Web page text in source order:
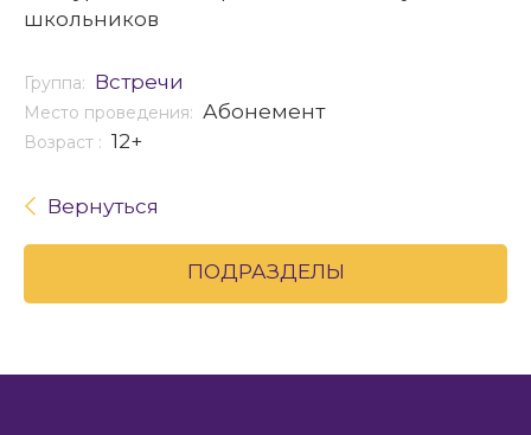
школьников
Группа: Встречи
Место проведения: Абонемент
Возраст : 12+
Вернуться
ПОДРАЗДЕЛЫ